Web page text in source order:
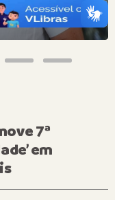
7ª
em